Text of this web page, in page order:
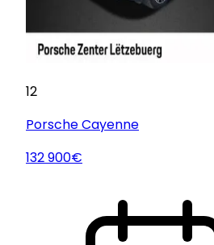
12
PorscheCayenne
132 900€